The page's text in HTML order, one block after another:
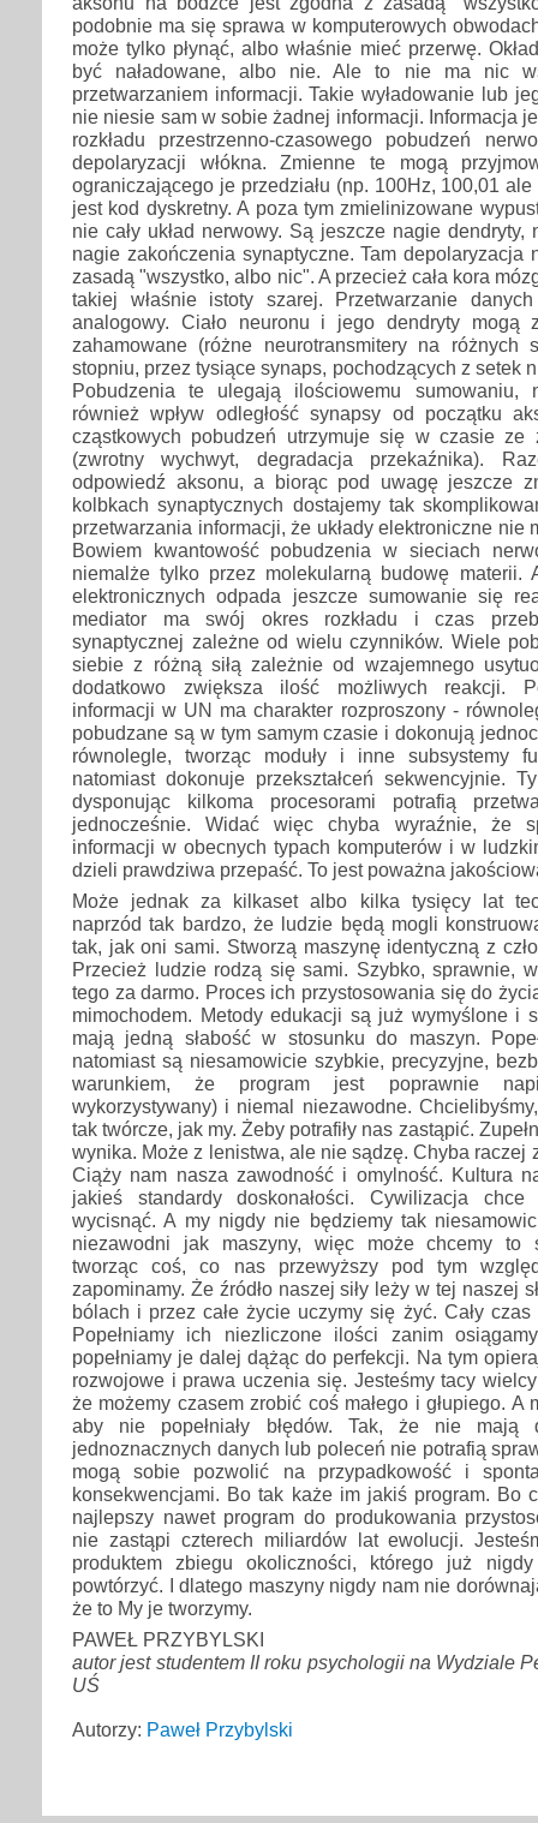
podobnie ma się sprawa w komputerowych
może tylko płynąć, albo właśnie mieć przerwę.
być naładowane, albo nie. Ale to nie ma nic
przetwarzaniem informacji. Takie wyładowanie lub
nie niesie sam w sobie żadnej informacji. Informacja
rozkładu przestrzenno-czasowego pobudzeń
depolaryzacji włókna. Zmienne te mogą
ograniczającego je przedziału (np. 100Hz, 100,01
jest kod dyskretny. A poza tym zmielinizowane
nie cały układ nerwowy. Są jeszcze nagie dendryty,
nagie zakończenia synaptyczne. Tam depolaryzacja
zasadą "wszystko, albo nic". A przecież cała kora
takiej właśnie istoty szarej. Przetwarzanie
analogowy. Ciało neuronu i jego dendryty mogą
zahamowane (różne neurotransmitery na różnych
stopniu, przez tysiące synaps, pochodzących z setek
Pobudzenia te ulegają ilościowemu sumowaniu,
również wpływ odległość synapsy od początku
cząstkowych pobudzeń utrzymuje się w czasie ze
(zwrotny wychwyt, degradacja przekaźnika).
odpowiedź aksonu, a biorąc pod uwagę jeszcze
kolbkach synaptycznych dostajemy tak
przetwarzania informacji, że układy elektroniczne nie
Bowiem kwantowość pobudzenia w sieciach
niemalże tylko przez molekularną budowę materii.
elektronicznych odpada jeszcze sumowanie się
mediator ma swój okres rozkładu i czas
synaptycznej zależne od wielu czynników. Wiele
siebie z różną siłą zależnie od wzajemnego
dodatkowo zwiększa ilość możliwych reakcji.
informacji w UN ma charakter rozproszony -
pobudzane są w tym samym czasie i dokonują
równolegle, tworząc moduły i inne subsystemy
natomiast dokonuje przekształceń sekwencyjnie.
dysponując kilkoma procesorami potrafią
jednocześnie. Widać więc chyba wyraźnie, że
informacji w obecnych typach komputerów i w
dzieli prawdziwa przepaść. To jest poważna
Może jednak za kilkaset albo kilka tysięcy lat
naprzód tak bardzo, że ludzie będą mogli
tak, jak oni sami. Stworzą maszynę identyczną z
Przecież ludzie rodzą się sami. Szybko, sprawnie,
tego za darmo. Proces ich przystosowania się do
mimochodem. Metody edukacji są już wymyślone i
mają jedną słabość w stosunku do maszyn.
natomiast są niesamowicie szybkie, precyzyjne,
warunkiem, że program jest poprawnie
wykorzystywany) i niemal niezawodne.
tak twórcze, jak my. Żeby potrafiły nas zastąpić.
wynika. Może z lenistwa, ale nie sądzę. Chyba raczej
Ciąży nam nasza zawodność i omylność. Kultura
jakieś standardy doskonałości. Cywilizacja
wycisnąć. A my nigdy nie będziemy tak
niezawodni jak maszyny, więc może chcemy to
tworząc coś, co nas przewyższy pod tym
zapominamy. Że źródło naszej siły leży w tej naszej
bólach i przez całe życie uczymy się żyć. Cały czas
Popełniamy ich niezliczone ilości zanim
popełniamy je dalej dążąc do perfekcji. Na tym
rozwojowe i prawa uczenia się. Jesteśmy tacy
że możemy czasem zrobić coś małego i głupiego. A
aby nie popełniały błędów. Tak, że nie
jednoznacznych danych lub poleceń nie potrafią
mogą sobie pozwolić na przypadkowość i
konsekwencjami. Bo tak każe im jakiś program. Bo
najlepszy nawet program do produkowania
nie zastąpi czterech miliardów lat ewolucji.
produktem zbiegu okoliczności, którego już
powtórzyć. I dlatego maszyny nigdy nam nie
że to My je tworzymy.
PAWEŁ PRZYBYLSKI
autor jest studentem II roku psychologii na Wydziale
UŚ
Autorzy: Paweł Przybylski